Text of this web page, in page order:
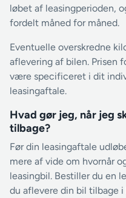
løbet af leasingperioden,
fordelt måned for måned.
Eventuelle overskredne
aflevering af bilen. Prisen
være specificeret i dit
leasingaftale.
Hvad gør jeg, når jeg
tilbage?
Før din leasingaftale
mere af vide om hvornår
leasingbil. Bestiller du en
du aflevere din bil tilbage